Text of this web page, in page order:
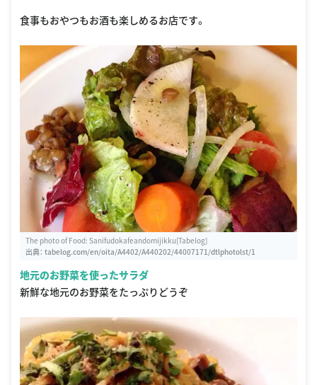
食事もおやつもお酒も楽しめるお店です。
The photo of Food: Sanifudokafeandomijikku[Tabelog]
出典： tabelog.com/en/oita/A4402/A440202/44007171/dtlphotolst/1
地元のお野菜を使ったサラダ
新鮮な地元のお野菜をたっぷりどうぞ